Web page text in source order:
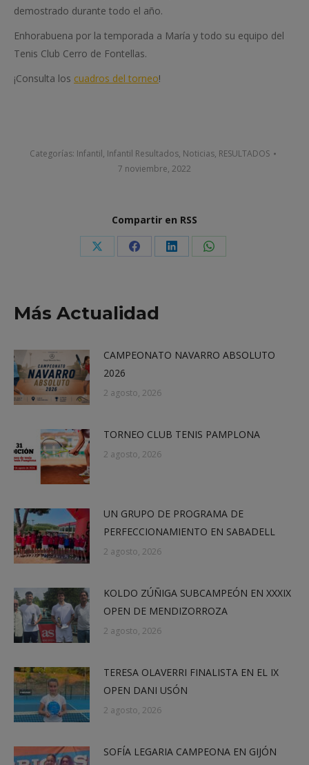
demostrado durante todo el año.
Enhorabuena por la temporada a María y todo su equipo del
Tenis Club Cerro de Fontellas.
¡Consulta los cuadros del torneo!
Categorías: Infantil, Infantil Resultados, Noticias, RESULTADOS
7 noviembre, 2022
Compartir en RSS
Share Share Share Share
Más Actualidad
CAMPEONATO NAVARRO ABSOLUTO
2026
2 agosto, 2026
TORNEO CLUB TENIS PAMPLONA
2 agosto, 2026
UN GRUPO DE PROGRAMA DE
PERFECCIONAMIENTO EN SABADELL
2 agosto, 2026
KOLDO ZÚÑIGA SUBCAMPEÓN EN XXXIX
OPEN DE MENDIZORROZA
2 agosto, 2026
TERESA OLAVERRI FINALISTA EN EL IX
OPEN DANI USÓN
2 agosto, 2026
SOFÍA LEGARIA CAMPEONA EN GIJÓN